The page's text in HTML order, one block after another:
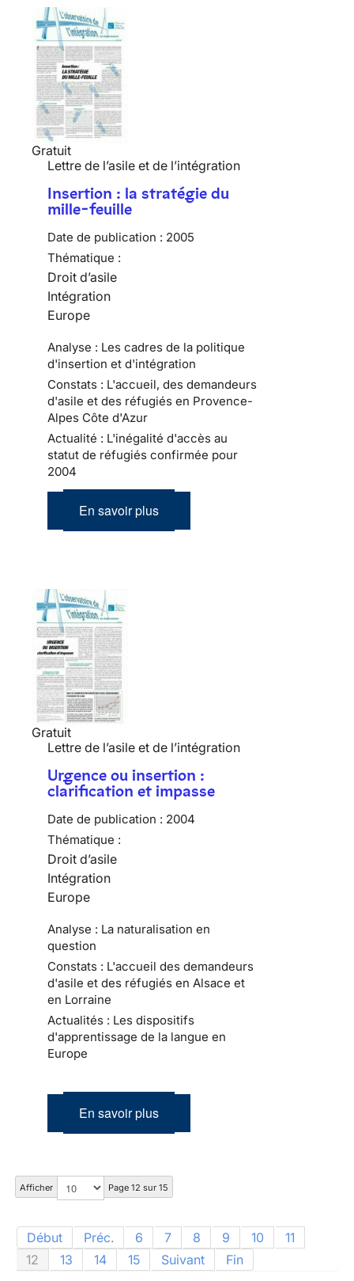
Gratuit
Lettre de l’asile et de l’intégration
Insertion : la stratégie du
mille-feuille
Date de publication : 2005
Thématique :
Droit d’asile
Intégration
Europe
Analyse : Les cadres de la politique
d'insertion et d'intégration
Constats : L'accueil, des demandeurs
d'asile et des réfugiés en Provence-
Alpes Côte d'Azur
Actualité : L'inégalité d'accès au
statut de réfugiés confirmée pour
2004
En savoir plus
Gratuit
Lettre de l’asile et de l’intégration
Urgence ou insertion :
clarification et impasse
Date de publication : 2004
Thématique :
Droit d’asile
Intégration
Europe
Analyse : La naturalisation en
question
Constats : L'accueil des demandeurs
d'asile et des réfugiés en Alsace et
en Lorraine
Actualités : Les dispositifs
d'apprentissage de la langue en
Europe
En savoir plus
Afficher Page 12 sur 15
Début Préc. 6 7 8 9 10
11
12
13 14 15 Suivant Fin